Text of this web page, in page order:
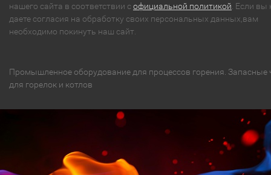
нашего сайта в соответствии софициальной политикой . Если вы
даете согласия на обработку своих персональных данных,вам
необходимо покинуть наш сайт.
Промышленное оборудование для процессов горения. Запасные
для горелок и котлов